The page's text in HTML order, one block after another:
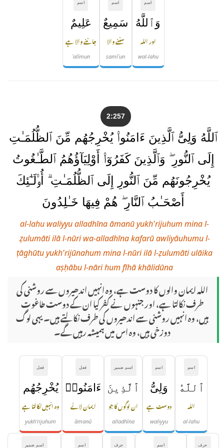
اسم
وَٱللَّهُ
اور اللہ
wal-lahu
اسم
سَمِيعٌ
سننے والا
samīʿun
اسم
عَلِيمٌ
جاننے والا ہے
ʿalīmun
2:257
ٱللَّهُ وَلِىُّ ٱلَّذِينَ ءَامَنُوا۟ يُخْرِجُهُم مِّنَ ٱلظُّلُمَـٰتِ
إِلَى ٱلنُّورِ ۖ وَٱلَّذِينَ كَفَرُوٓا۟ أَوْلِيَآؤُهُمُ ٱلطَّـٰغُوتُ
يُخْرِجُونَهُم مِّنَ ٱلنُّورِ إِلَى ٱلظُّلُمَـٰتِ ۗ أُو۟لَـٰٓئِكَ
أَصْحَـٰبُ ٱلنَّارِ ۖ هُمْ فِيهَا خَـٰلِدُونَ
al-lahu waliyyu alladhīna āmanū yukh'rijuhum mina l-
ẓulumāti ilā l-nūri wa-alladhīna kafarū awliyāuhumu l-
ṭāghūtu yukh'rijūnahum mina l-nūri ilā l-ẓulumāti ulāika
aṣḥābu l-nāri hum fīhā khālidūna
اللہ ایمان والوں کا دوست ہے، وہ انہیں اندھیروں سے روشنی کی
طرف نکالتا ہے، اور جنہوں نے کفر کیا ان کے دوست طاغوت
ہیں، وہ انہیں روشنی سے اندھیروں کی طرف نکالتے ہیں۔ یہی لوگ
دوزخی ہیں، وہ اس میں ہمیشہ رہیں گے۔
اسم
ٱللَّهُ
اللہ
al-lahu
اسم
وَلِىُّ
دوست ہے
waliyyu
اسم ضمیر
ٱلَّذِينَ
ان لوگوں کا جو
alladhīna
فعل
ءَامَنُوا۟
ایمان لائے
āmanū
فعل
يُخْرِجُهُم
وہ انہیں نکالتا ہے
yukh'rijuhum
حرف اسم حرف اسم اسم ضمیر